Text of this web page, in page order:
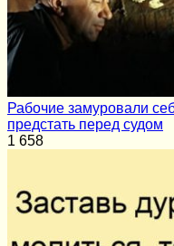
Рабочие замуровали
предстать перед судом
1 658